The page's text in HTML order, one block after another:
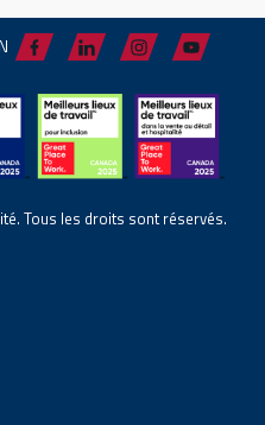
Tous les droits sont réservés.